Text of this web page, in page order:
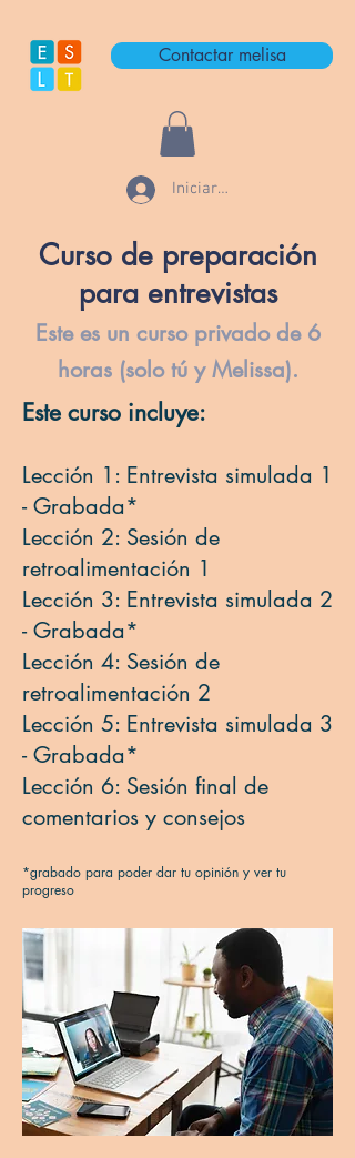
Contactar melisa
Iniciar sesión
Curso de preparación
para entrevistas
Este es un curso privado de 6
horas (solo tú y Melissa).
Este curso incluye:
Lección 1: Entrevista simulada 1
- Grabada*
​Lección 2: Sesión de
retroalimentación 1
Lección 3: Entrevista simulada 2
- Grabada*
Lección 4: Sesión de
retroalimentación 2
Lección 5: Entrevista simulada 3
- Grabada*
Lección 6: Sesión final de
comentarios y consejos
*grabado para poder dar tu opinión y ver tu
progreso